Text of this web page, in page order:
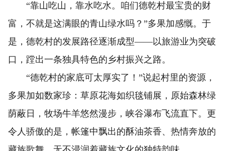
“靠山吃山，靠水吃水。咱们德乾村最宝贵的财
富，不就是这满眼的青山绿水吗？”多果加感慨。于
是，德乾村的发展路径逐渐成型——以旅游业为突破
口，蹚出一条独具特色的乡村振兴之路。
“德乾村的家底可太厚实了！”说起村里的资源，
多果加如数家珍：草原花海如织毯铺展，原始森林绿
荫蔽日，牧场牛羊悠然漫步，峡谷瀑布飞流直下。更
令人骄傲的是，帐篷中飘出的酥油茶香、热情奔放的